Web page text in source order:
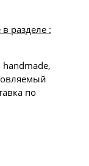
разделе :
по